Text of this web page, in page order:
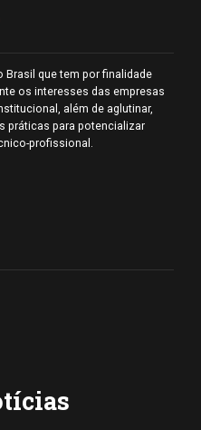
Brasil que tem por finalidade
os interesses das empresas
além de aglutinar,
práticas para potencializar
profissional.